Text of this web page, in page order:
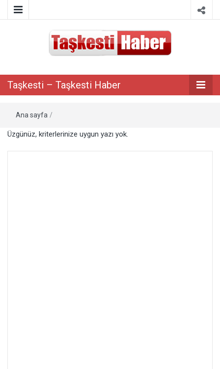
Taşkesti –
Taşkesti
Taşkesti – Taşkesti Haber
Ana sayfa /
Üzgünüz, kriterlerinize uygun yazı yok.